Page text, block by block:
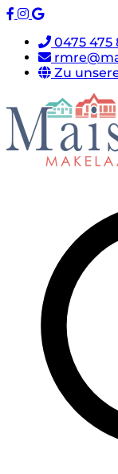
0475 475
Zu